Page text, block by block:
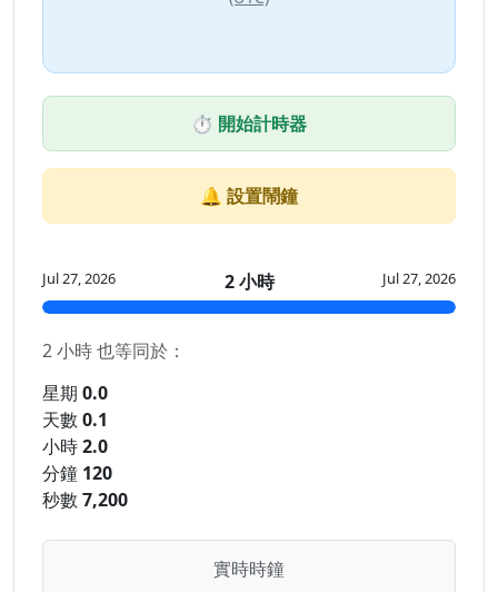
⏱️ 開始計時器
🔔 設置鬧鐘
Jul 27, 2026 2 小時 Jul 27, 2026
2 小時 也等同於：
星期 0.0
天數 0.1
小時2.0
分鐘 120
秒數 7,200
實時時鐘